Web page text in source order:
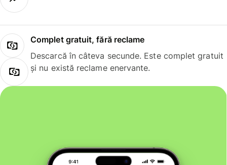
Complet gratuit, fără reclame
Descarcă în câteva secunde. Este complet gratuit
și nu există reclame enervante.